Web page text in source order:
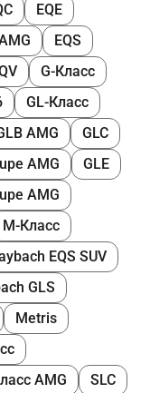
EQE
EQS
G-Класс
GL-Класс
AMG
GLC
AMG
GLE
AMG
M-Класс
EQS SUV
GLS
Metris
AMG
SLC